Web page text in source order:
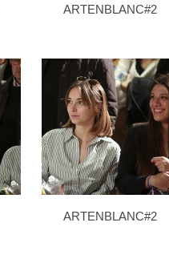
ARTENBLANC#2
ARTENBLANC#2